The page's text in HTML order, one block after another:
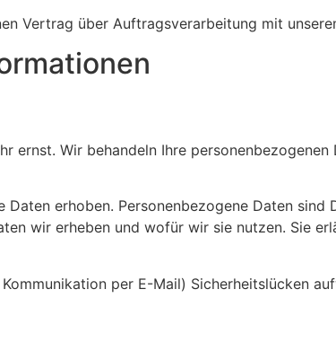
Vertrag über Auftragsverarbeitung mit
ernst. Wir behandeln Ihre
erhoben. Personenbezogene Daten
wir erheben und wofür wir sie nutzen. Sie
per E-Mail) Sicherheitslücken